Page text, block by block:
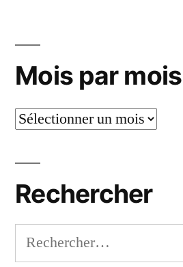
somme
Mois par mois
Mois
Rechercher
Rechercher :